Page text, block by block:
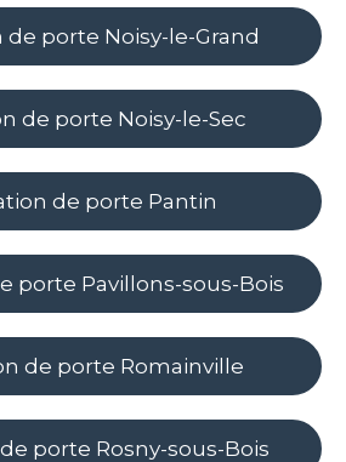
de porte Noisy-le-Grand
de porte Noisy-le-Sec
de porte Pantin
porte Pavillons-sous-Bois
de porte Romainville
porte Rosny-sous-Bois